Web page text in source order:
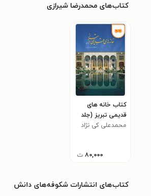
کتاب‌های محمدرضا شیرازی
کتاب خانه های
قدیمی تبریز (جلد
اول)
محمدعلی کی نژاد
۸۰,۰۰۰ ت
کتاب‌های انتشارات شکوفه‌های دانش